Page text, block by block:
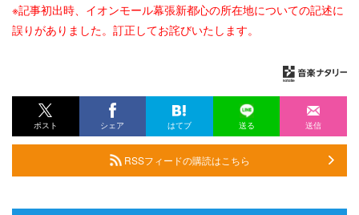
※記事初出時、イオンモール幕張新都心の所在地についての記述に
誤りがありました。訂正してお詫びいたします。
ポスト シェア はてブ 送る 送信
RSSフィードの購読はこちら